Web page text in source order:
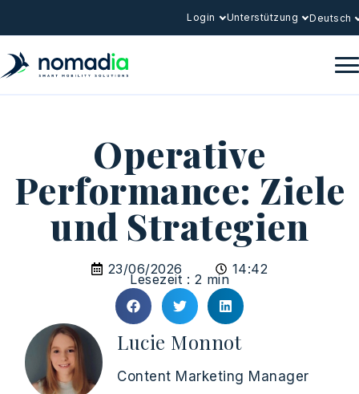
Login Unterstützung Deutsch
Operative
Performance: Ziele
und Strategien
23/06/2026 14:42
Lesezeit : 2 min
Lucie Monnot
Content Marketing Manager